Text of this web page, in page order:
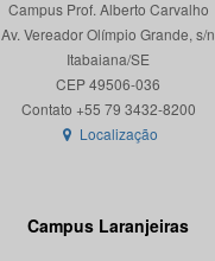
Campus Prof. Alberto Carvalho
Av. Vereador Olímpio Grande, s/n
Itabaiana/SE
CEP 49506-036
Localização
Campus Laranjeiras